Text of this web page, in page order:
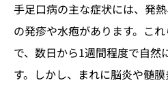
手足口病の主な症状には、発
の発疹や水疱があります。こ
で、数日から1週間程度で自然
す。しかし、まれに脳炎や髄